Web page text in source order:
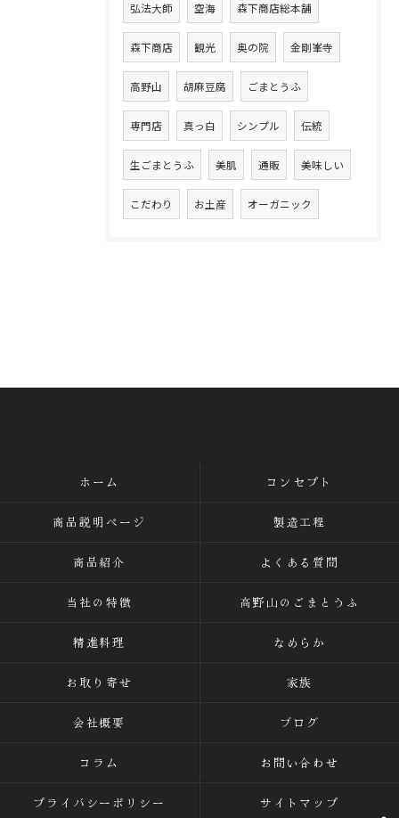
弘法大師 空海 森下商店総本舗
森下商店 観光 奥の院 金剛峯寺
高野山 胡麻豆腐 ごまとうふ
専門店 真っ白 シンプル 伝統
生ごまとうふ 美肌 通販 美味しい
こだわり お土産 オーガニック
ホーム コンセプト
商品説明ページ 製造工程
商品紹介 よくある質問
当社の特徴 高野山のごまとうふ
精進料理 なめらか
お取り寄せ 家族
会社概要 ブログ
コラム お問い合わせ
プライバシーポリシー サイトマップ